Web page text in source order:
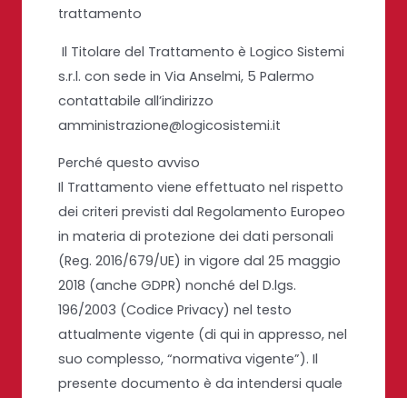
trattamento
Il Titolare del Trattamento è Logico Sistemi
s.r.l. con sede in Via Anselmi, 5 Palermo
contattabile all’indirizzo
amministrazione@logicosistemi.it
Perché questo avviso
Il Trattamento viene effettuato nel rispetto
dei criteri previsti dal Regolamento Europeo
in materia di protezione dei dati personali
(Reg. 2016/679/UE) in vigore dal 25 maggio
2018 (anche GDPR) nonché del D.lgs.
196/2003 (Codice Privacy) nel testo
attualmente vigente (di qui in appresso, nel
suo complesso, “normativa vigente”). Il
presente documento è da intendersi quale